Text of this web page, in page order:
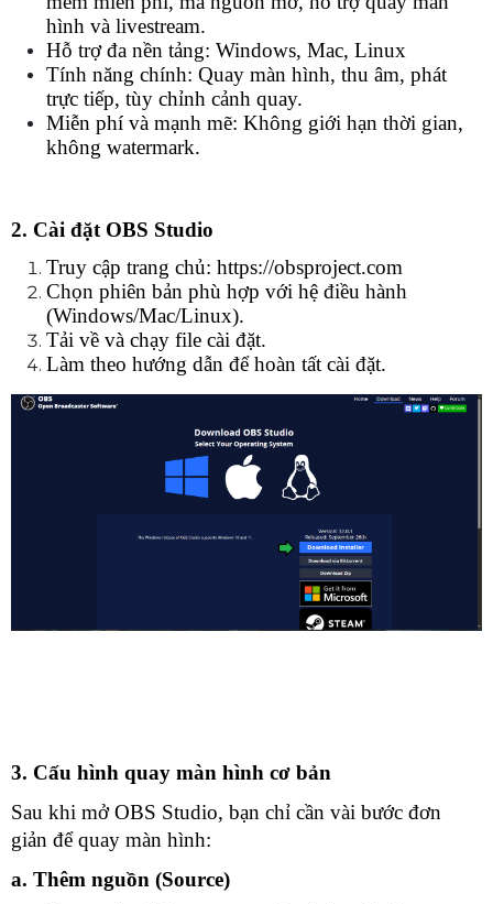
hình và livestream.
Hỗ trợ đa nền tảng: Windows, Mac, Linux
Tính năng chính: Quay màn hình, thu âm, phát
trực tiếp, tùy chỉnh cảnh quay.
Miễn phí và mạnh mẽ: Không giới hạn thời gian,
không watermark.
2. Cài đặt OBS Studio
Truy cập trang chủ: https://obsproject.com
Chọn phiên bản phù hợp với hệ điều hành
(Windows/Mac/Linux).
Tải về và chạy file cài đặt.
Làm theo hướng dẫn để hoàn tất cài đặt.
3. Cấu hình quay màn hình cơ bản
Sau khi mở OBS Studio, bạn chỉ cần vài bước đơn
giản để quay màn hình:
a. Thêm nguồn (Source)